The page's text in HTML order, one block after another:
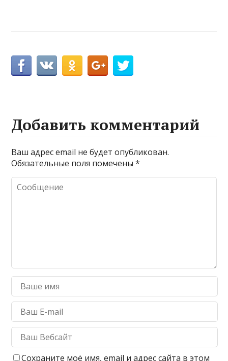
Добавить комментарий
Ваш адрес email не будет опубликован.
Обязательные поля помечены*
Сохраните моё имя, email и адрес сайта в этом